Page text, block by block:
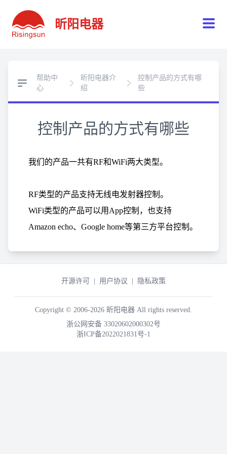
昕阳电器
帮助中
心
昕阳电器介
绍
控制产品的方式有哪
些
控制产品的方式有哪些
我们的产品一共有RF和WiFi两大类型。
RF类型的产品支持无线电发射器控制。
WiFi类型的产品可以用App控制，也支持
Amazon echo、Google home等第三方平台控制。
开源许可 用户协议 隐私政策
Copyright © 2006-2026 昕阳电器 All rights reserved.
浙公网安备 33020602000302号
浙ICP备2022021831号-1